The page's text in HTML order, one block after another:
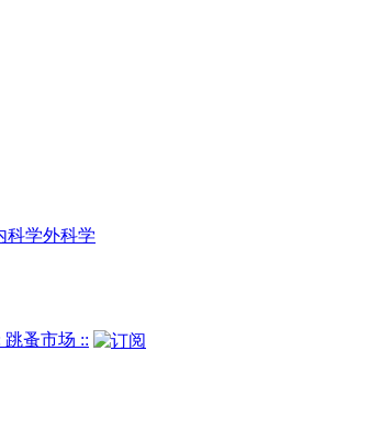
科学外科学
跳蚤市场 ::